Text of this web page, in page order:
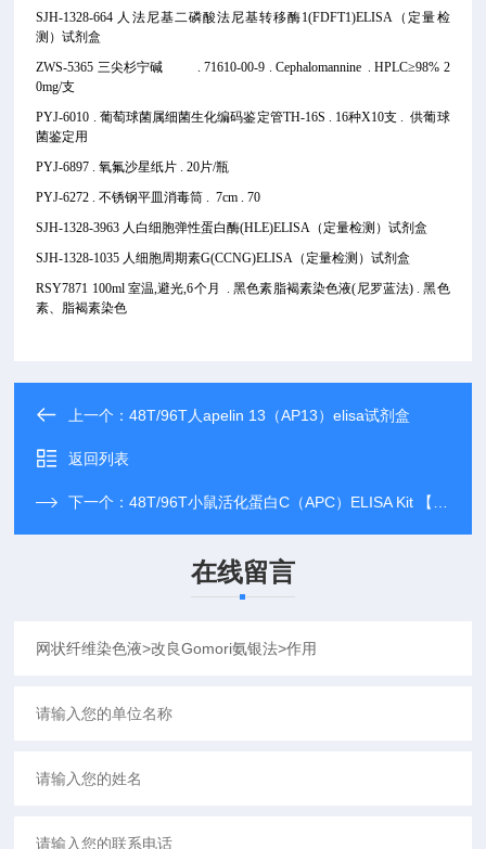
SJH-1328-664 人法尼基二磷酸法尼基转移酶1(FDFT1)ELISA（定量检
测）试剂盒
ZWS-5365 三尖杉宁碱 . 71610-00-9 . Cephalomannine . HPLC≥98% 2
0mg/支
PYJ-6010 . 葡萄球菌属细菌生化编码鉴定管TH-16S . 16种X10支 . 供葡球
菌鉴定用
PYJ-6897 . 氧氟沙星纸片 . 20片/瓶
PYJ-6272 . 不锈钢平皿消毒筒 . 7cm . 70
SJH-1328-3963 人白细胞弹性蛋白酶(HLE)ELISA（定量检测）试剂盒
SJH-1328-1035 人细胞周期素G(CCNG)ELISA（定量检测）试剂盒
RSY7871 100ml 室温,避光,6个月 . 黑色素脂褐素染色液(尼罗蓝法) . 黑色
素、脂褐素染色
上一个：48T/96T人apelin 13（AP13）elisa试剂盒
返回列表
下一个：48T/96T小鼠活化蛋白C（APC）ELISA Kit 【说明书】
在线留言